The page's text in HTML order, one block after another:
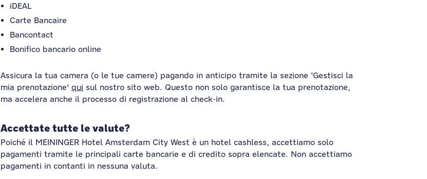
iDEAL
Carte Bancaire
Bancontact
Bonifico bancario online
Assicura la tua camera (o le tue camere) pagando in anticipo tramite la sezione 'Gestisci la
mia prenotazione' qui sul nostro sito web. Questo non solo garantisce la tua prenotazione,
ma accelera anche il processo di registrazione al check-in.
Accettate tutte le valute?
Poiché il MEININGER Hotel Amsterdam City West è un hotel cashless, accettiamo solo
pagamenti tramite le principali carte bancarie e di credito sopra elencate. Non accettiamo
pagamenti in contanti in nessuna valuta.